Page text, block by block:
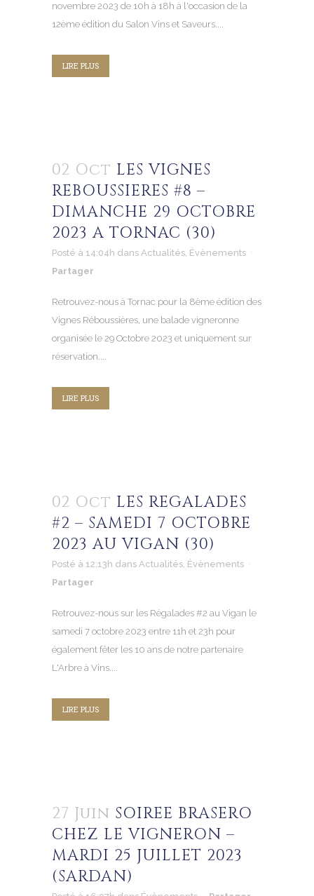
novembre 2023 de 10h à 18h à l'occasion de la
12ème édition du Salon Vins et Saveurs....
LIRE PLUS
02 Oct LES VIGNES
REBOUSSIERES #8 –
DIMANCHE 29 OCTOBRE
2023 A TORNAC (30)
Posté à 14:04h dans Actualités, Évènements
Partager
Retrouvez-nous à Tornac pour la 8ème édition des
Vignes Réboussières, une balade vigneronne
organisée le 29 Octobre 2023 et uniquement sur
réservation....
LIRE PLUS
02 Oct LES REGALADES
#2 – SAMEDI 7 OCTOBRE
2023 AU VIGAN (30)
Posté à 12:13h dans Actualités, Évènements
Partager
Retrouvez-nous sur les Régalades #2 au Vigan le
samedi 7 octobre 2023 entre 11h et 23h pour
également fêter les 10 ans de notre partenaire
L'Arbre à Vins....
LIRE PLUS
27 Juin SOIREE BRASERO
CHEZ LE VIGNERON –
MARDI 25 JUILLET 2023
(SARDAN)